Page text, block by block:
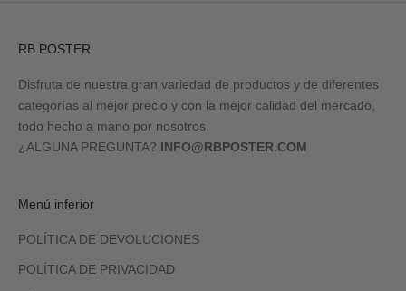
RB POSTER
Disfruta de nuestra gran variedad de productos y de diferentes
categorías al mejor precio y con la mejor calidad del mercado,
todo hecho a mano por nosotros.
¿ALGUNA PREGUNTA? INFO@RBPOSTER.COM
Menú inferior
POLÍTICA DE DEVOLUCIONES
POLÍTICA DE PRIVACIDAD